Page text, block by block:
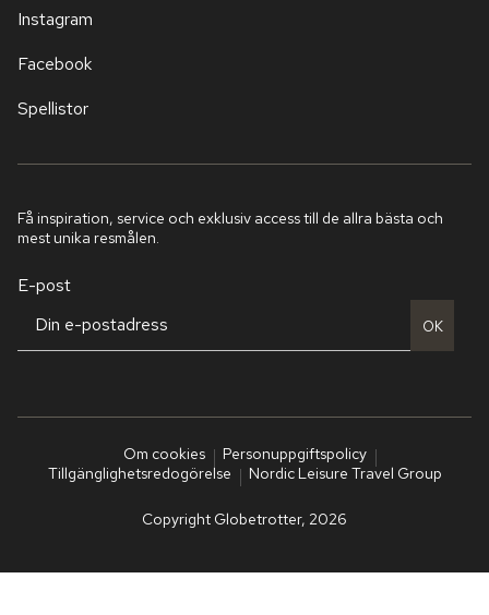
Instagram
Facebook
Spellistor
Få inspiration, service och exklusiv access till de allra bästa och
mest unika resmålen.
E-post
OK
Om cookies
Personuppgiftspolicy
Tillgänglighetsredogörelse
Nordic Leisure Travel Group
Copyright Globetrotter, 2026